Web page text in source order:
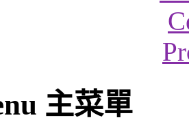
主菜單